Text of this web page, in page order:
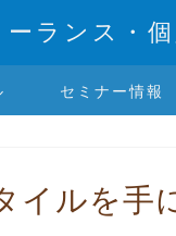
ーランス・
セミナー情報
イルを手